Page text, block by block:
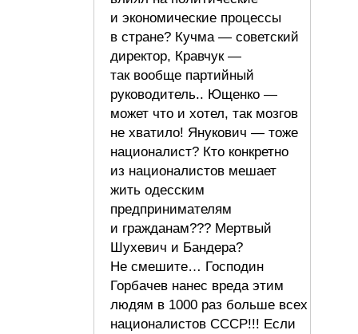
и экономические процессы
в стране? Кучма — советский
директор, Кравчук —
так вообще партийный
руководитель.. Ющенко —
может что и хотел, так мозгов
не хватило! Янукович — тоже
националист? Кто конкретно
из националистов мешает
жить одесским
предпринимателям
и гражданам??? Мертвый
Шухевич и Бандера?
Не смешите… Господин
Горбачев нанес вреда этим
людям в 1000 раз больше всех
националистов СССР!!! Если